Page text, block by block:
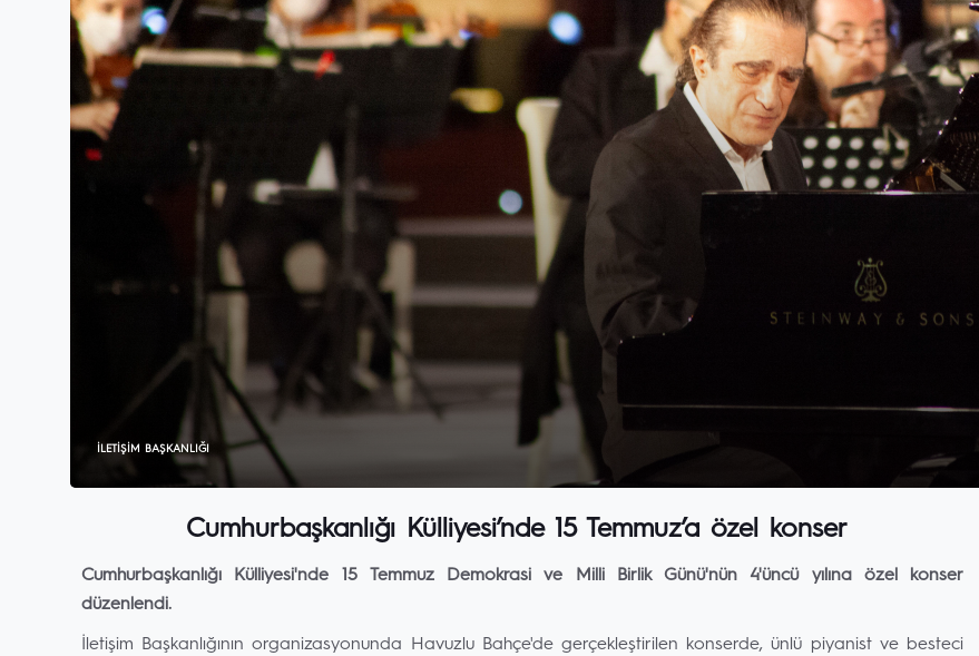
İLETIŞIM BAŞKANLIĞI
Cumhurbaşkanlığı Külliyesi’nde 15 Temmuz’a özel konser
Cumhurbaşkanlığı Külliyesi'nde 15 Temmuz Demokrasi ve Milli Birlik Günü'nün 4'üncü yılına özel konser
düzenlendi.
İletişim Başkanlığının organizasyonunda Havuzlu Bahçe'de gerçekleştirilen konserde, ünlü piyanist ve besteci